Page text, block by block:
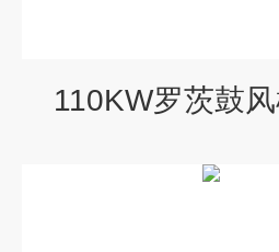
110KW罗茨鼓